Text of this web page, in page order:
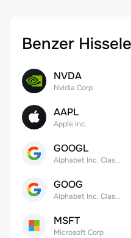
Benzer
NVDA
Nvidia Corp
AAPL
Apple Inc.
GOOGL
Alphabet Inc. Class A Common Stock
GOOG
Alphabet Inc. Class C Capital Stock
MSFT
Microsoft Corp